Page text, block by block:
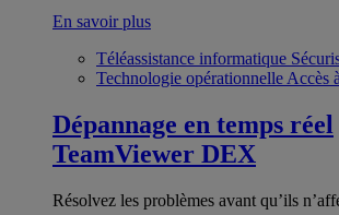
En savoir plus
Téléassistance informatique
Technologie opérationnelle Accès
Dépannage en temps réel
TeamViewer DEX
Résolvez les problèmes avant qu’ils